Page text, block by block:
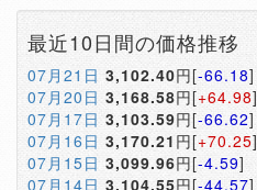
最近10日間の価格推移
07月21日 3,102.40円[-66.18]
07月20日 3,168.58円[+64.98]
07月17日 3,103.59円[-66.62]
07月16日 3,170.21 円[+70.25]
07月15日 3,099.96円[-4.59]
07月14日 3,104.55円[-44.57]